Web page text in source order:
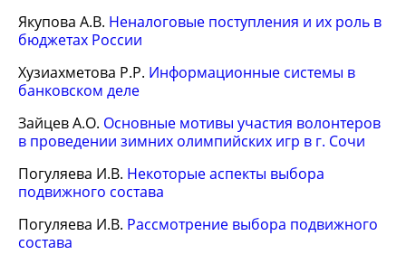
Якупова А.В. Неналоговые поступления и их роль в
бюджетах России
Хузиахметова Р.Р. Информационные системы в
банковском деле
Зайцев А.О. Основные мотивы участия волонтеров
в проведении зимних олимпийских игр в г. Сочи
Погуляева И.В. Некоторые аспекты выбора
подвижного состава
Погуляева И.В. Рассмотрение выбора подвижного
состава